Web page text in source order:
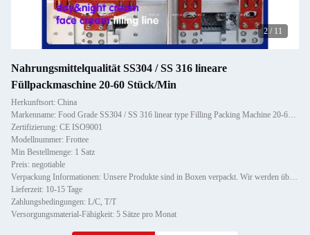
2 / 11
Nahrungsmittelqualität SS304 / SS 316 lineare
Füllpackmaschine 20-60 Stück/Min
Herkunftsort: China
Markenname: Food Grade SS304 / SS 316 linear type Filling Packing Machine 20-60pcs/Min
Zertifizierung: CE ISO9001
Modellnummer: Frottee
Min Bestellmenge: 1 Satz
Preis: negotiable
Verpackung Informationen: Unsere Produkte sind in Boxen verpackt. Wir werden überprüfen, ob die Maschine funktionieren kann, b
Lieferzeit: 10-15 Tage
Zahlungsbedingungen: L/C, T/T
Versorgungsmaterial-Fähigkeit: 5 Sätze pro Monat